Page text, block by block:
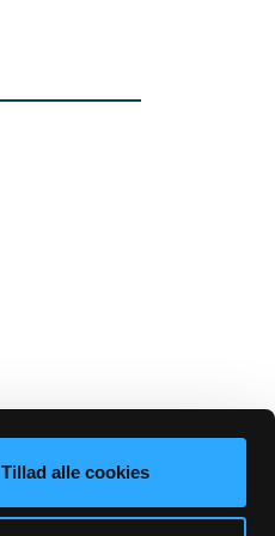
Tillad alle cookies